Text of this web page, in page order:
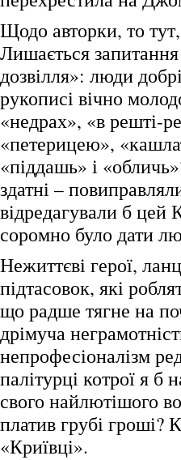
Щодо авторки, то
Лишається
дозвілля»: люди
рукописі вічно
«недрах», «в решті-
«петерицею»,
«піддашь» і
здатні –
відредагували б цей
соромно було дати
Нежиттєві герої,
підтасовок, які
що радше тягне на
дрімуча
непрофесіоналізм
палітурці котрої я б
свого найлютішого
платив грубі гроші?
«Криївці».